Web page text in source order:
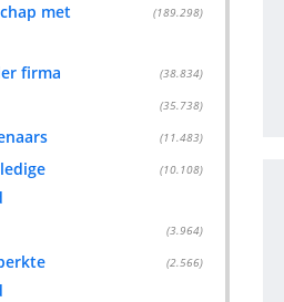
met
(189.298)
firma (38.834)
(35.738)
(11.483)
(10.108)
(3.964)
(2.566)